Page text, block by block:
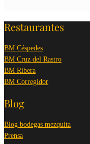
Restaurantes
BM Céspedes
BM Cruz del Rastro
BM Ribera
BM Corregidor
Blog
Blog bodegas mezquita
Prensa